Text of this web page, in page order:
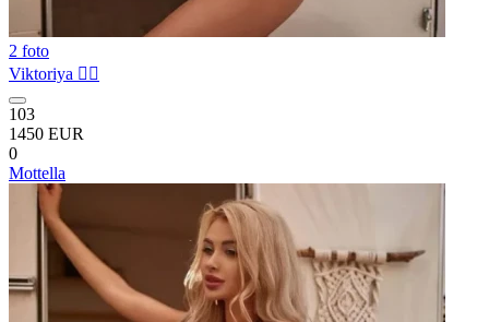
2 foto
Viktoriya ❤️‍🔥
103
1450 EUR
0
Mottella